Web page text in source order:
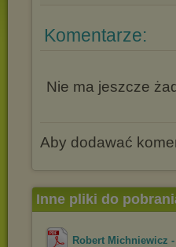
Komentarze:
Nie ma jeszcze
Aby dodawać
Inne pliki do
Robert Michniewicz